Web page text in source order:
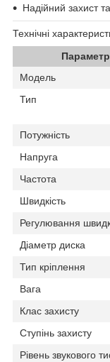
Надійний захист та
Технічні
Параметр
Модель
Тип
Потужність
Напруга
Частота
Швидкість
Регулювання
Діаметр диска
Тип кріплення
Вага
Клас захисту
Ступінь захисту
Рівень звукового